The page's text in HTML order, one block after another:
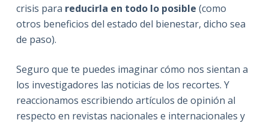
crisis para reducirla en todo lo posible (como
otros beneficios del estado del bienestar, dicho sea
de paso).
Seguro que te puedes imaginar cómo nos sientan a
los investigadores las noticias de los recortes. Y
reaccionamos escribiendo artículos de opinión al
respecto en revistas nacionales e internacionales y